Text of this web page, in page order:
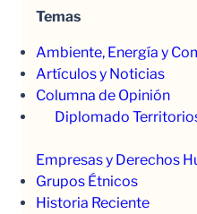
Temas
Ambiente, Energía y
Artículos y Noticias
Columna de Opinión
Diplomado
Empresas y Derechos
Grupos Étnicos
Historia Reciente